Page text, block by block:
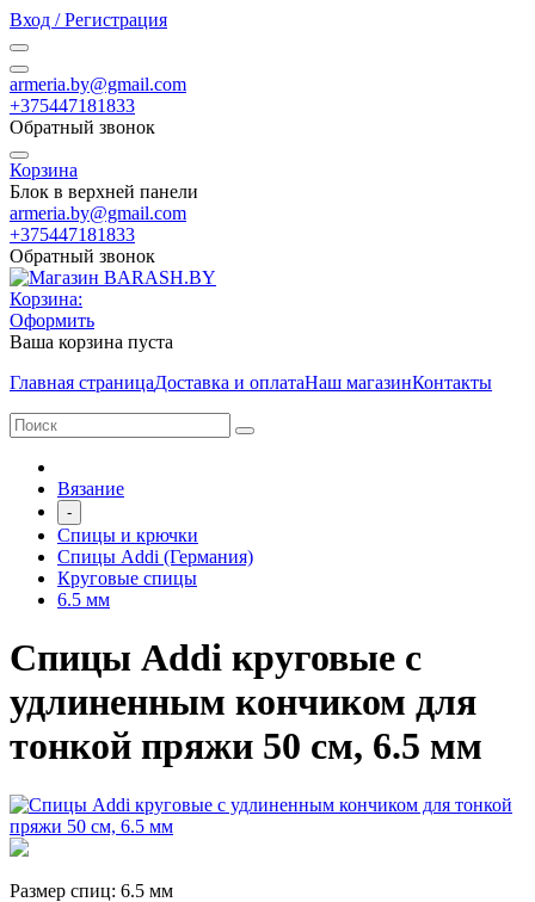
Вход / Регистрация
armeria.by@gmail.com
+375447181833
Обратный звонок
Корзина
Блок в верхней панели
armeria.by@gmail.com
+375447181833
Обратный звонок
Корзина:
Оформить
Ваша корзина пуста
Главная страницаДоставка и оплатаНаш магазинКонтакты
Вязание
-
Спицы и крючки
Спицы Addi (Германия)
Круговые спицы
6.5 мм
Спицы Addi круговые с
удлиненным кончиком для
тонкой пряжи 50 см, 6.5 мм
Размер спиц: 6.5 мм